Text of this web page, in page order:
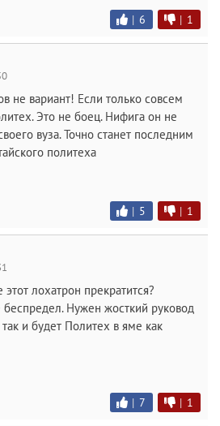
| 6 | 1
не вариант! Если только совсем
Это не боец. Нифига он не
вуза. Точно станет последним
политеха
| 5 | 1
лохатрон прекратится?
беспредел. Нужен жосткий руковод
и будет Политех в яме как
| 7 | 1